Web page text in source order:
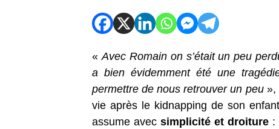
«Avec Romain on s’était un peu
a bien évidemment été une
permettre de nous retrouver un peu»,
vie après le kidnapping de son
assume avec simplicité et droiture :